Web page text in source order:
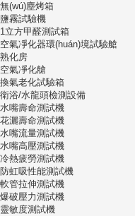
無(wú)塵烤箱
鹽霧試驗機
1立方甲醛測試箱
空氣凈化器環(huán)境試驗艙
熟化房
空氣凈化艙
換氣老化試驗箱
衛浴/水龍頭檢測設備
水嘴壽命測試機
花灑壽命測試機
水嘴流量測試機
水嘴高壓測試機
冷熱疲勞測試機
防虹吸性能測試機
軟管拉伸測試機
爆破壓力測試機
靈敏度測試機